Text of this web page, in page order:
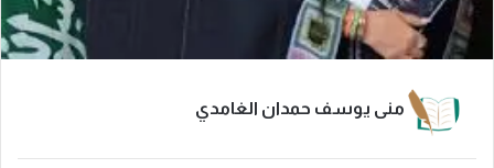
منى يوسف حمدان الغامدي